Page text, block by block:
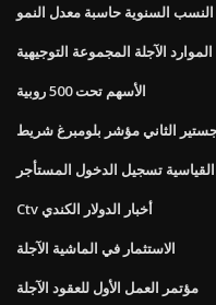
السنوية حاسبة معدل النمو
الآجلة المجموعة التوجيهية
الأسهم تحت 500 روبية
الثاني مؤشر بلومبرغ شريط
القياسية تسجيل الدخول المستأجر
Ctv أخبار الدولار الكندي
الاستثمار في الماشية الآجلة
مؤتمر العمل الأول للعقود الآجلة